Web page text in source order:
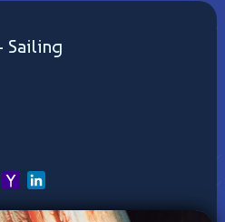
Sailing
Outlook.com
Yahoo